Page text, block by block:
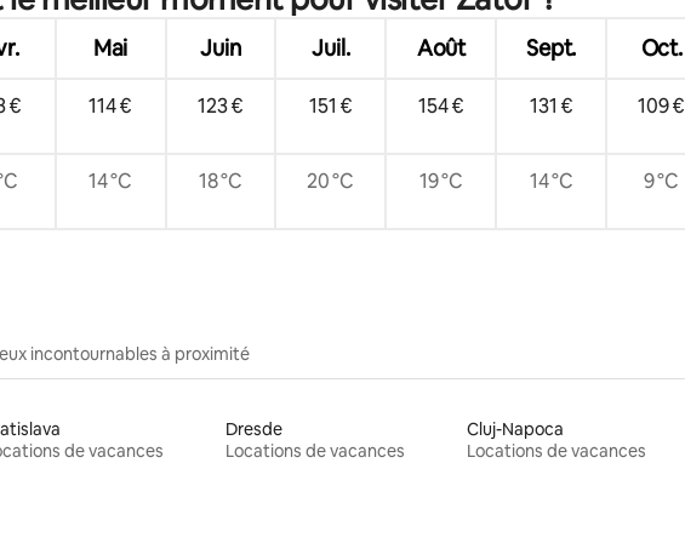
Mai Juin Juil. Août Sept. Oct.
€ 114 € 123 € 151 € 154 € 131 € 109 €
14 °C 18 °C 20 °C 19 °C 14 °C 9 °C
incontournables à proximité
de vacances
Dresde
Locations de vacances
Cluj-Napoca
Locations de vacances